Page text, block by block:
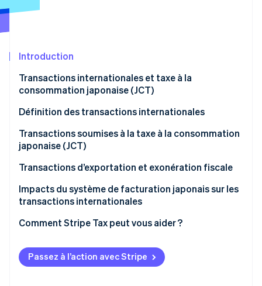
Identity
Stripe Sessions 2026
Regarder la vidéo
Introduction
Transactions internationales et taxe à la
consommation japonaise (JCT)
Définition des transactions internationales
Transactions internationales classées comme
transferts d’actifs et prêts
Transactions internationales classées comme
Transactions soumises à la taxe à la consommation
japonaise (JCT)
Transactions nationales
Importer des transactions
Transactions d’exportation et exonération fiscale
Impacts du système de facturation japonais sur les
transactions internationales
Transactions avec des entreprises étrangères ayant
Transactions avec des entreprises étrangères
soumises à la JCT sans établissements stables
Comment Stripe Tax peut vous aider ?
Passez à l’action avec Stripe